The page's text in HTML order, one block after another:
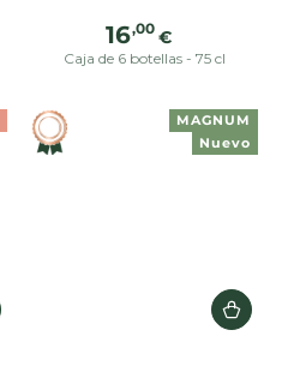
Precio
regular
16,00 €
Caja de 6 botellas - 75 cl
MAGNUM
Nuevo